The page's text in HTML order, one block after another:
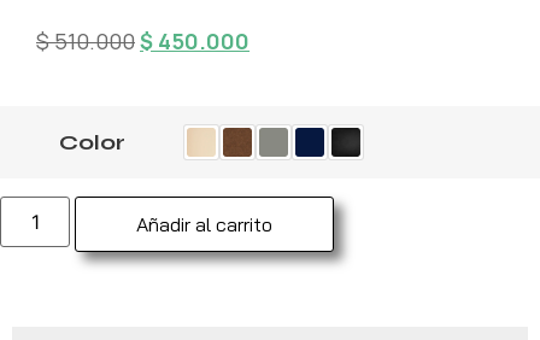
$510.000$ 450.000
Color
Añadir al carrito